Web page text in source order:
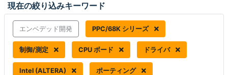
現在の絞り込みキーワード
エンベデッド開発 PPC/68K シリーズ
制御/測定 CPU ボード ドライバ
Intel (ALTERA) ポーティング